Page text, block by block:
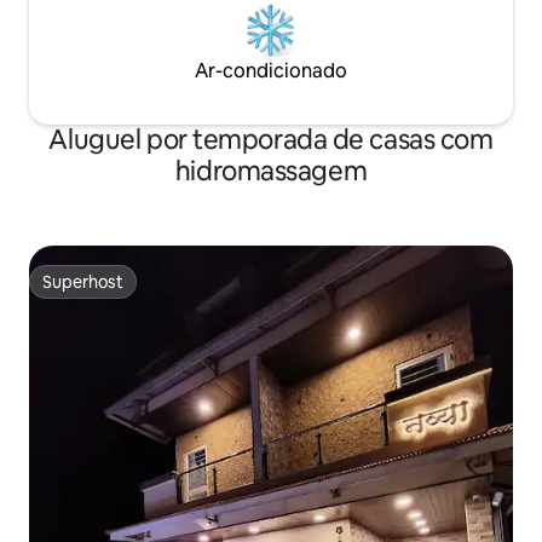
Ar-condicionado
Aluguel por temporada de casas com
hidromassagem
Superhost
Superhost